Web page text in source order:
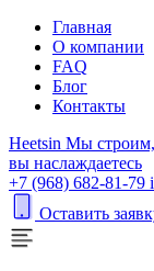
Главная
О компании
FAQ
Блог
Контакты
Heetsin Мы строим,
вы наслаждаетесь
+7 (968) 682-81-79
Оставить